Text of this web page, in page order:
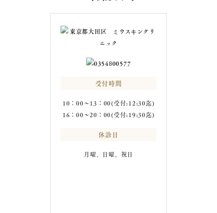
受付時間
10：00～13：00(受付:12:30迄)
16：00～20：00(受付:19:30迄)
休診日
月曜、日曜、祝日